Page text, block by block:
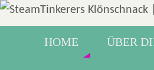
HOME ÜBER